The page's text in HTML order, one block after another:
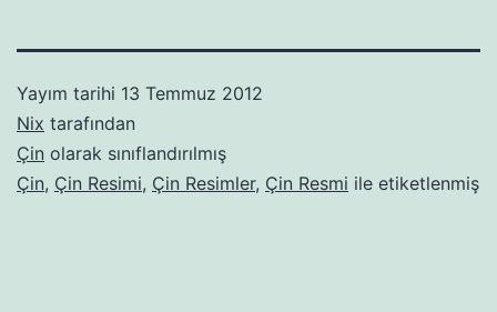
Yayım tarihi 13 Temmuz 2012
Nix tarafından
Çin olarak sınıflandırılmış
Çin, Çin Resimi, Çin Resimler, Çin Resmi ile etiketlenmiş